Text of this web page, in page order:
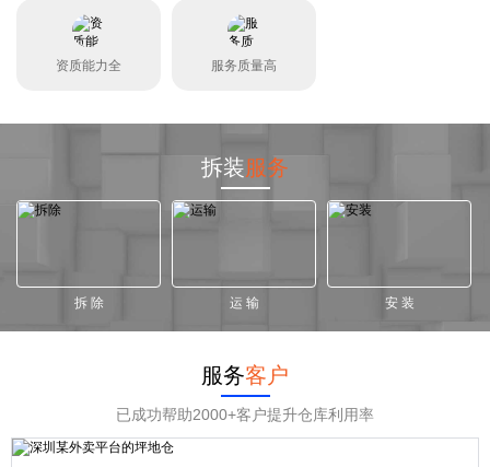
资质能力全 服务质量高
拆装服务
拆 除 运 输 安 装
服务客户
已成功帮助2000+客户提升仓库利用率